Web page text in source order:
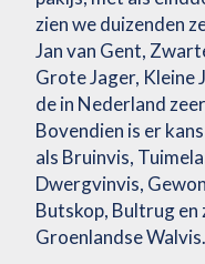
zien we duizenden
Jan van Gent,
Grote Jager, Kleine
de in Nederland
Bovendien is er
als Bruinvis,
Dwergvinvis,
Butskop, Bultrug en
Groenlandse Walvis.